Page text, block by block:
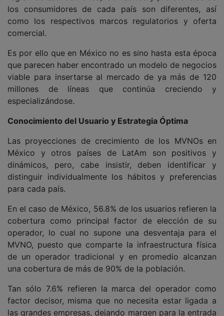
los consumidores de cada país son diferentes, así
como los respectivos marcos regulatorios y oferta
comercial.
Es por ello que en México no es sino hasta esta época
que parecen haber encontrado un modelo de negocios
viable para insertarse al mercado de ya más de 120
millones de líneas que continúa creciendo y
especializándose.
Conocimiento del Usuario y Estrategia Óptima
Las proyecciones de crecimiento de los MVNOs en
México y otros países de LatAm son positivos y
dinámicos, pero, cabe insistir, deben identificar y
distinguir individualmente los hábitos y preferencias
para cada país.
En el caso de México, 56.8% de los usuarios refieren la
cobertura como principal factor de elección de su
operador, lo cual no supone una desventaja para el
MVNO, puesto que comparte la infraestructura física
de un operador tradicional y en promedio alcanzan
una cobertura de más de 90% de la población.
Tan sólo 7.6% refieren la marca del operador como
factor decisor, misma que no necesita estar ligada a
las grandes empresas, dejando margen para la entrada